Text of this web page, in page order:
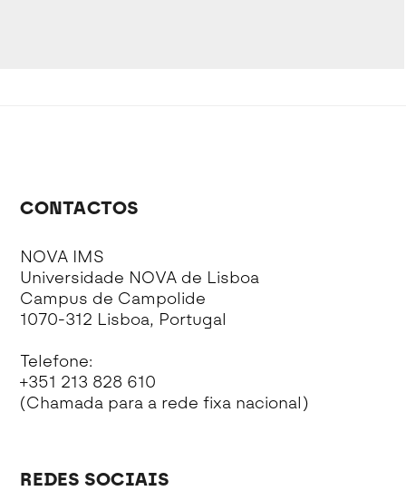
CONTACTOS
NOVA IMS
Universidade NOVA de Lisboa
Campus de Campolide
1070-312 Lisboa, Portugal
Telefone:
+351 213 828 610
(Chamada para a rede fixa nacional)
REDES SOCIAIS